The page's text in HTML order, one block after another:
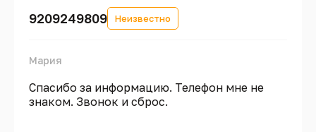
9209249809 Неизвестно
Мария
Спасибо за информацию. Телефон мне не
знаком. Звонок и сброс.